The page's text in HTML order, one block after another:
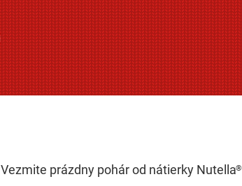
Vezmite prázdny pohár od nátierky Nutella®